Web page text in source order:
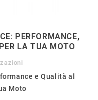
PERFORMANCE,
LA TUA MOTO
e Qualità al
Moto